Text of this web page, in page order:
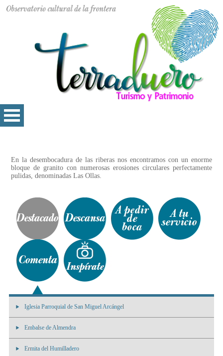
En la desembocadura de las riberas nos encontramos con un enorme
bloque de granito con numerosas erosiones circulares perfectamente
pulidas, denominadas Las Ollas.
Iglesia Parroquial de San Miguel Arcángel
Embalse de Almendra
Ermita del Humilladero